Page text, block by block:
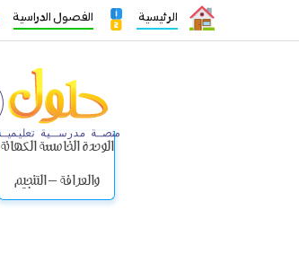
الرئيسية الفصول الدراسية
الوحدة الخامسة الكهانة
والعرافة – التنجيم